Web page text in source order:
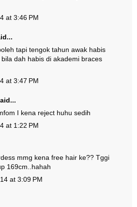
at 3:46 PM
tapi tengok tahun awak habis
dah habis di akademi braces
at 3:47 PM
I kena reject huhu sedih
at 1:22 PM
mmg kena free hair ke?? Tggi
169cm..hahah
at 3:09 PM